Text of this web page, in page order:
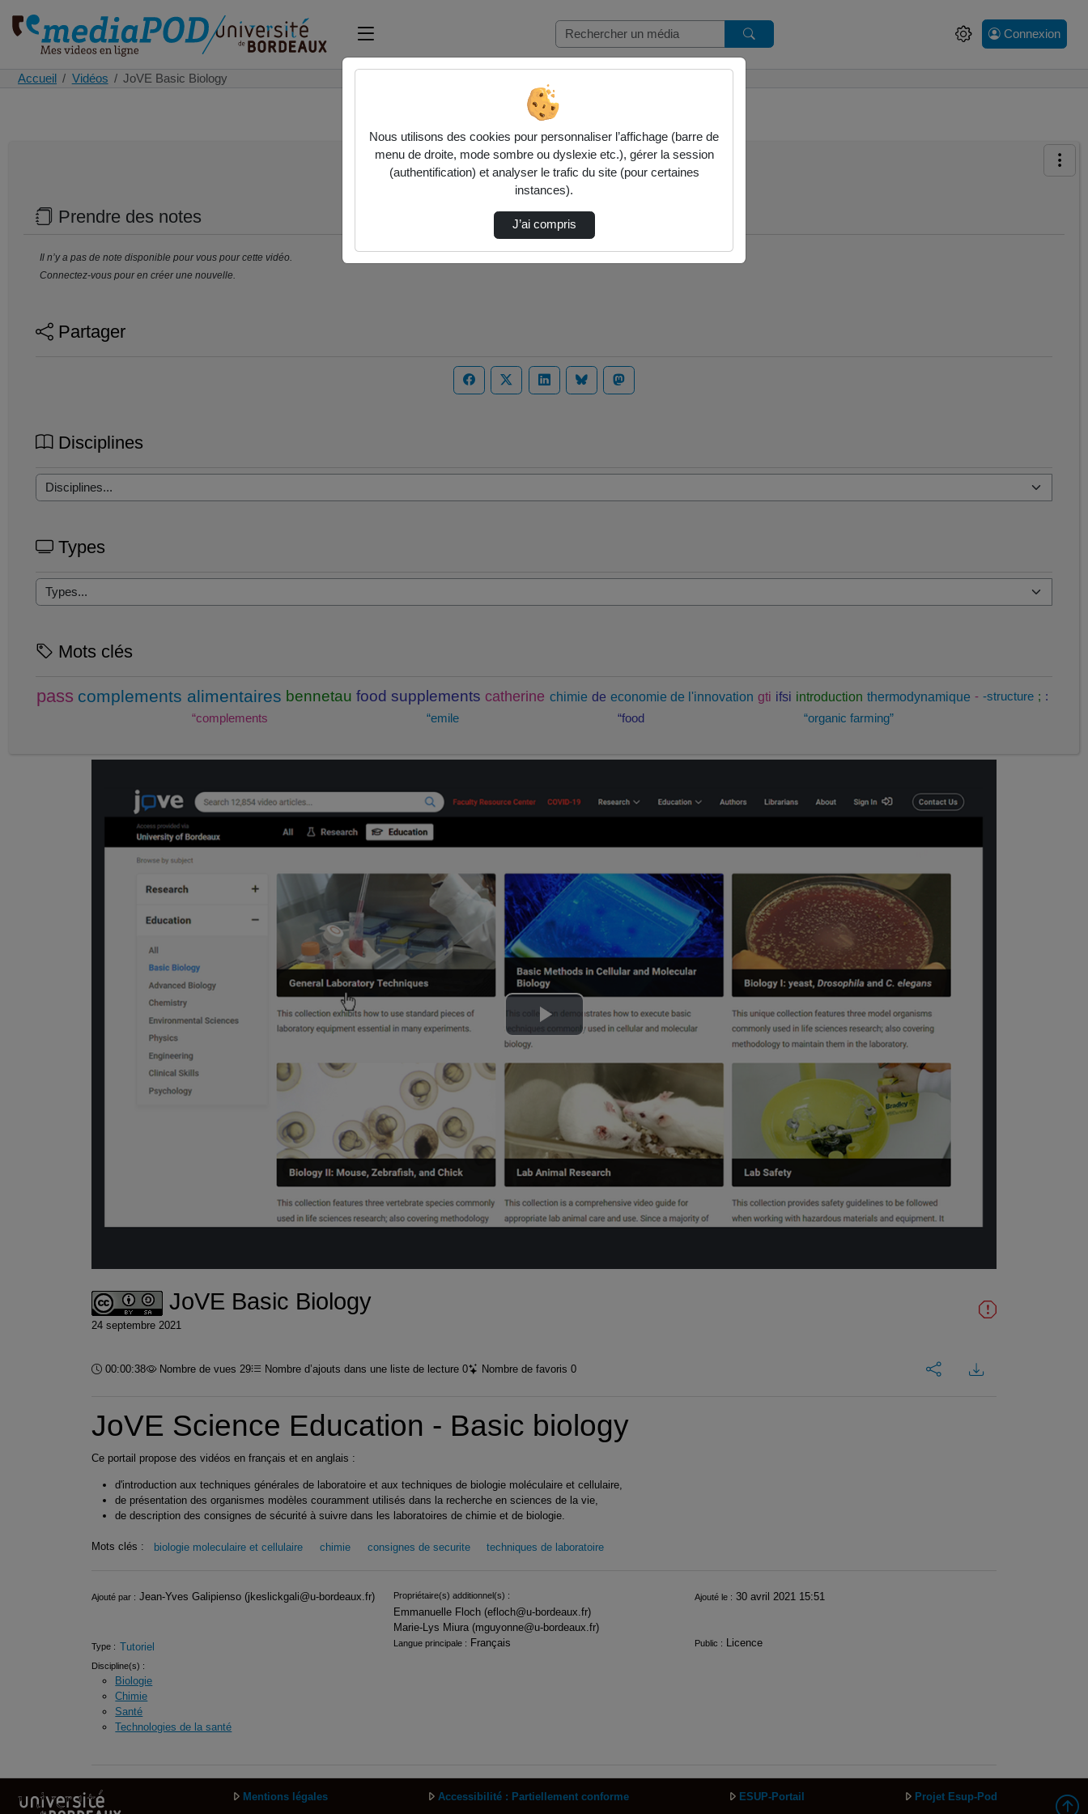
Connexion
Accueil Vidéos JoVE Basic Biology
Prendre des notes
Il n’y a pas de note disponible pour vous pour cette vidéo.
Connectez-vous pour en créer une nouvelle.
Partager
Disciplines
Types
Mots clés
pass complements alimentaires bennetau food supplements catherine chimie de economie de l'innovation gti ifsi introduction thermodynamique - -structure ; :
“complements
“emile “food “organic farming”
Lire
la
vidéo
JoVE Basic Biology
24 septembre 2021
Durée :
00:00:38 Nombre de vues 29 Nombre d’ajouts dans une liste de lecture 0 Nombre de favoris 0
JoVE Science Education - Basic biology
Ce portail propose des vidéos en français et en anglais :
d'introduction aux techniques générales de laboratoire et aux techniques de biologie moléculaire et cellulaire,
de présentation des organismes modèles couramment utilisés dans la recherche en sciences de la vie,
de description des consignes de sécurité à suivre dans les laboratoires de chimie et de biologie.
Mots clés : biologie moleculaire et cellulaire chimie consignes de securite techniques de laboratoire
Infos
Ajouté par : Jean-Yves Galipienso (jkeslickgali@u-bordeaux.fr) Propriétaire(s) additionnel(s) :
Emmanuelle Floch (efloch@u-bordeaux.fr)
Marie-Lys Miura (mguyonne@u-bordeaux.fr)
Ajouté le : 30 avril 2021 15:51
Type : Tutoriel Langue principale : Français Public : Licence
Discipline(s) :
Biologie
Chimie
Santé
Technologies de la santé
Mentions légales Accessibilité : Partiellement conforme ESUP-Portail Projet Esup-Pod
Nous utilisons des cookies pour personnaliser l’affichage (barre de
menu de droite, mode sombre ou dyslexie etc.), gérer la session
(authentification) et analyser le trafic du site (pour certaines
instances).
J’ai compris